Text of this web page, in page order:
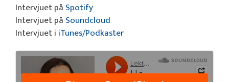
Intervjuet på Spotify
Intervjuet på Soundcloud
Intervjuet i iTunes/Podkaster